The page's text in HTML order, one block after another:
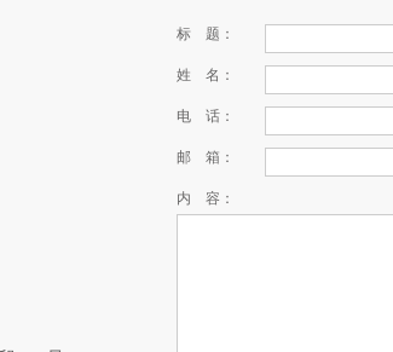
标 题：
姓 名：
电 话：
邮 箱：
内 容：